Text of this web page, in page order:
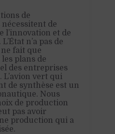
de
de
l’innovation et de
n’a pas de
fait que
plans de
des entreprises
vert qui
de synthèse est un
Nous
de production
pas avoir
production qui a